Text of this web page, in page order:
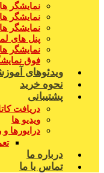
نمایشگر
نمایشگر
نمایشگر
پنل های
نمایشگر
فوق
ویدئوهای
نحوه خرید
پشتیبانی
دریافت
ویدیو ها
درایورها
درباره ما
تماس با ما